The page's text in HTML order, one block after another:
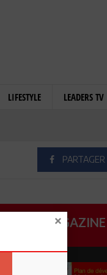
LIFESTYLE LEADERS TV
PARTAGER